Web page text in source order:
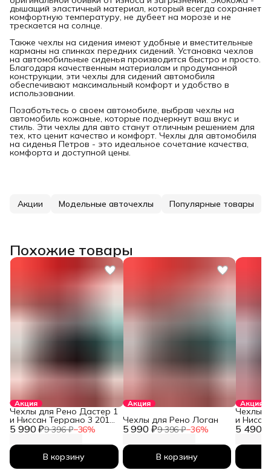
дышащий эластичный материал, который всегда сохраняет
комфортную температуру, не дубеет на морозе и не
трескается на солнце.
Также чехлы на сидения имеют удобные и вместительные
карманы на спинках передних сидений. Установка чехлов
на автомобильные сиденья производится быстро и просто.
Благодаря качественным материалам и продуманной
конструкции, эти чехлы для сидений автомобиля
обеспечивают максимальный комфорт и удобство в
использовании.
Позаботьтесь о своем автомобиле, выбрав чехлы на
автомобиль кожаные, которые подчеркнут ваш вкус и
стиль. Эти чехлы для авто станут отличным решением для
тех, кто ценит качество и комфорт. Чехлы для автомобиля
на сиденья Петров - это идеальное сочетание качества,
комфорта и доступной цены.
Акции Модельные авточехлы Популярные товары
Похожие товары
Акция
5 990 ₽9 396 ₽−36%
Чехлы для Рено Дастер 1
и Ниссан Террано 3 2010-
2026
В корзину
Акция
5 990 ₽9 396 ₽−36%
Чехлы для Рено Логан
В корзину
Акция
5 490 ₽
Чехлы
и
2026